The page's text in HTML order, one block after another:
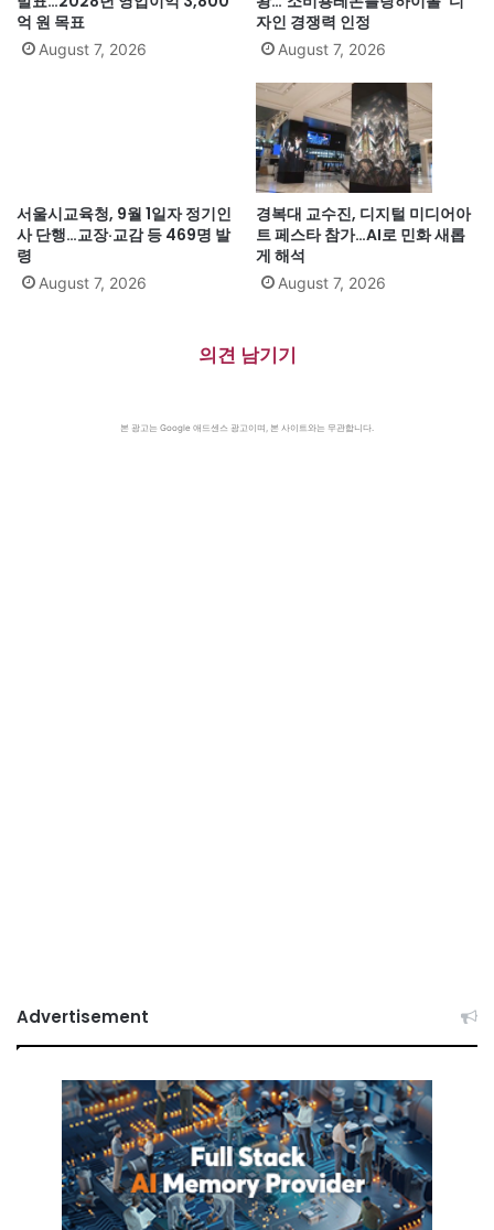
억 원 목표
August 7, 2026
자인 경쟁력 인정
August 7, 2026
서울시교육청, 9월 1일자 정기인
사 단행…교장·교감 등 469명 발
령
August 7, 2026
경복대 교수진, 디지털 미디어아
트 페스타 참가…AI로 민화 새롭
게 해석
August 7, 2026
의견 남기기
본 광고는 Google 애드센스 광고이며, 본 사이트와는 무관합니다.
Advertisement